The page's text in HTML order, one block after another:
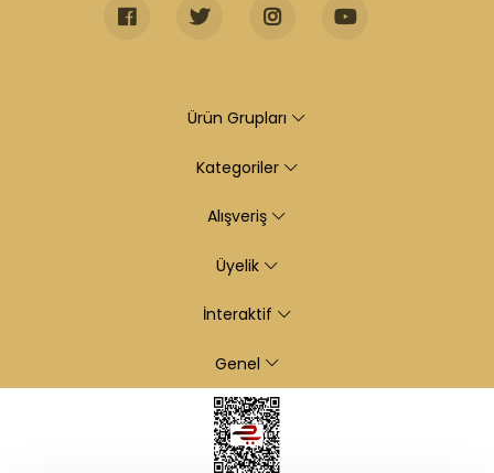
Ürün Grupları
Kategoriler
Alışveriş
Üyelik
İnteraktif
Genel